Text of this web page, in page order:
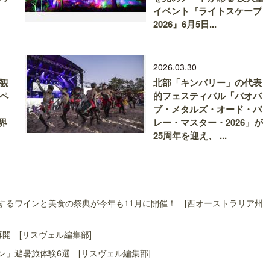
イベント『ライトスケープ
2026』6月5日...
2026.03.30
北部「キンバリー」の代表
的フェスティバル「バオバ
ブ・メタルズ・オード・バ
レー・マスター・2026」が
25周年を迎え、 ...
るワインと美食の祭典が今年も11月に開催！ [西オーストラリア
開 [リスヴェル編集部]
」避暑旅体験6選 [リスヴェル編集部]